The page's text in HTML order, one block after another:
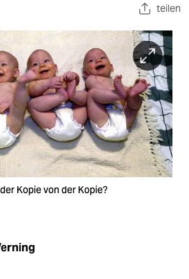
teilen
Kopie von der Kopie?